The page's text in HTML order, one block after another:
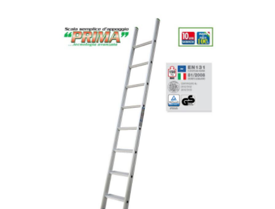
ESCALERAS CON CUERDA
ESCALERAS TELESCOPICA Y MULTIUSOS
ESCALERA DE EMERGENCIA VERTICAL
ESCALERAS DOMESTICAS
RAMPAS DE ALUMINIO